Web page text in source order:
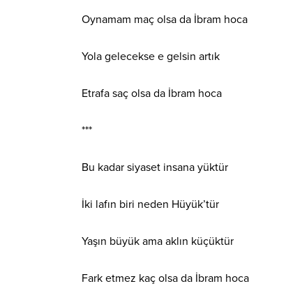
Oynamam maç olsa da İbram hoca
Yola gelecekse e gelsin artık
Etrafa saç olsa da İbram hoca
***
Bu kadar siyaset insana yüktür
İki lafın biri neden Hüyük’tür
Yaşın büyük ama aklın küçüktür
Fark etmez kaç olsa da İbram hoca